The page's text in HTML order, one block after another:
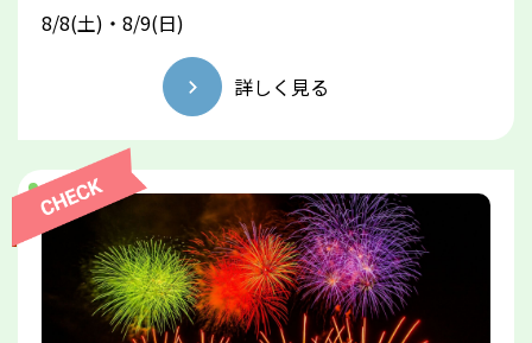
8/8(土)・8/9(日)
詳しく見る